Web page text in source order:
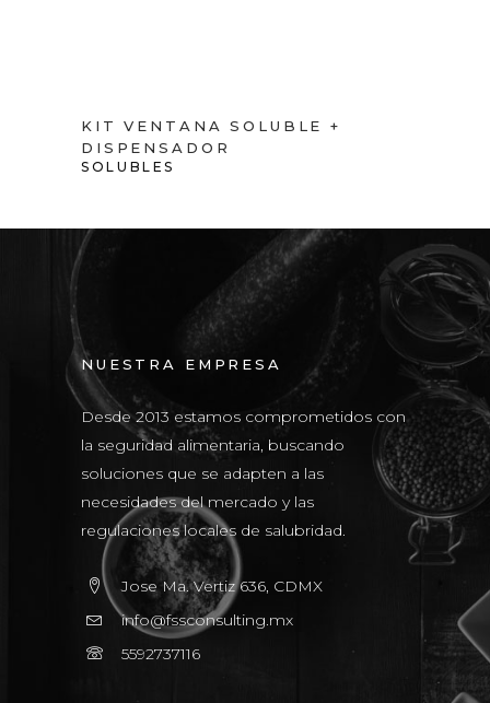
KIT VENTANA SOLUBLE +
DISPENSADOR
SOLUBLES
NUESTRA EMPRESA
Desde 2013 estamos comprometidos con
la seguridad alimentaria, buscando
soluciones que se adapten a las
necesidades del mercado y las
regulaciones locales de salubridad.
Jose Ma. Vertiz 636, CDMX
info@fssconsulting.mx
5592737116